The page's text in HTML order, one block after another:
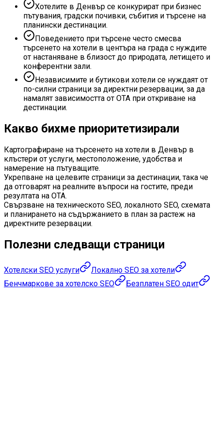
Хотелите в Денвър се конкурират при бизнес
пътувания, градски почивки, събития и търсене на
планински дестинации.
Поведението при търсене често смесва
търсенето на хотели в центъра на града с нуждите
от настаняване в близост до природата, летището и
конферентни зали.
Независимите и бутикови хотели се нуждаят от
по-силни страници за директни резервации, за да
намалят зависимостта от OTA при откриване на
дестинации.
Какво бихме приоритетизирали
Картографиране на търсенето на хотели в Денвър в
клъстери от услуги, местоположение, удобства и
намерение на пътуващите.
Укрепване на целевите страници за дестинации, така че
да отговарят на реалните въпроси на гостите, преди
резултата на OTA.
Свързване на техническото SEO, локалното SEO, схемата
и планирането на съдържанието в план за растеж на
директните резервации.
Полезни следващи страници
Хотелски SEO услуги
Локално SEO за хотели
Бенчмаркове за хотелско SEO
Безплатен SEO одит